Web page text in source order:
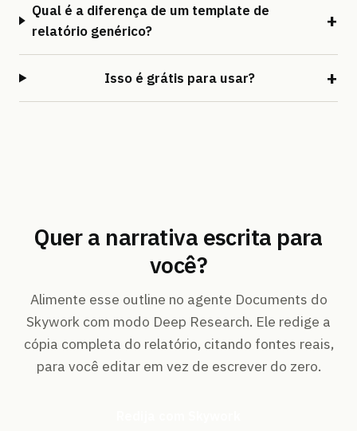
Qual é a diferença de um template de
relatório genérico?
Isso é grátis para usar?
Quer a narrativa escrita para
você?
Alimente esse outline no agente Documents do
Skywork com modo Deep Research. Ele redige a
cópia completa do relatório, citando fontes reais,
para você editar em vez de escrever do zero.